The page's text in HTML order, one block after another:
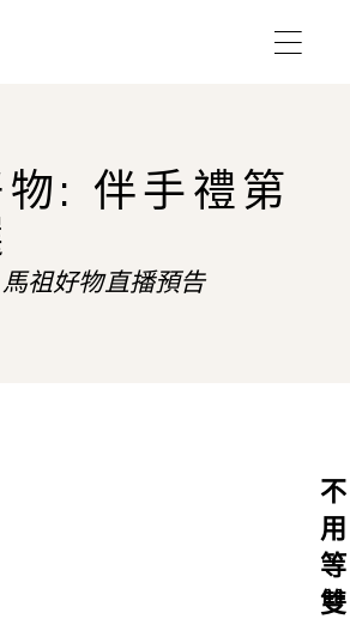
: 伴手禮第
馬祖好物直播預告
不
用
等
雙